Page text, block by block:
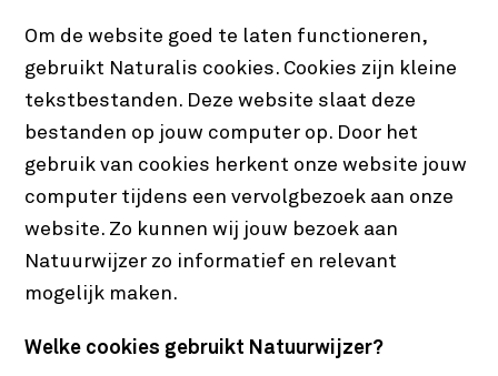
Om de website goed te laten functioneren,
gebruikt Naturalis cookies. Cookies zijn kleine
tekstbestanden. Deze website slaat deze
bestanden op jouw computer op. Door het
gebruik van cookies herkent onze website jouw
computer tijdens een vervolgbezoek aan onze
website. Zo kunnen wij jouw bezoek aan
Natuurwijzer zo informatief en relevant
mogelijk maken.
Welke cookies gebruikt Natuurwijzer?